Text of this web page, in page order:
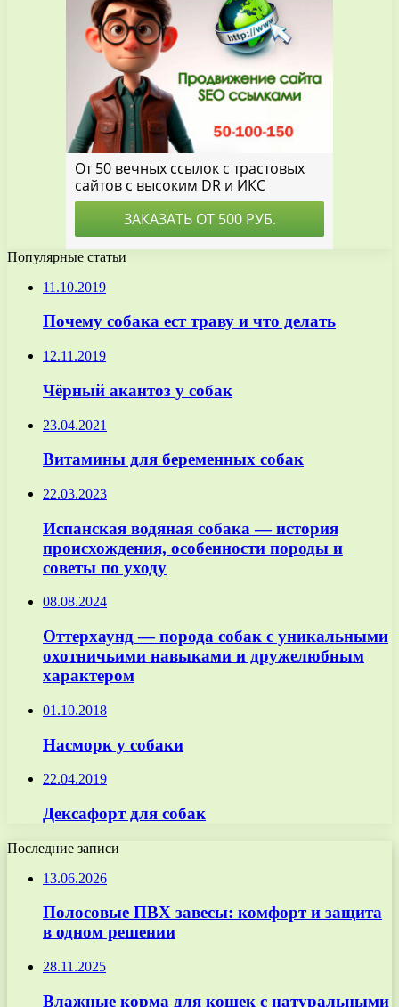
Популярные статьи
11.10.2019
Почему собака ест траву и что делать
12.11.2019
Чёрный акантоз у собак
23.04.2021
Витамины для беременных собак
22.03.2023
Испанская водяная собака — история
происхождения, особенности породы и
советы по уходу
08.08.2024
Оттерхаунд — порода собак с уникальными
охотничьими навыками и дружелюбным
характером
01.10.2018
Насморк у собаки
22.04.2019
Дексафорт для собак
Последние записи
13.06.2026
Полосовые ПВХ завесы: комфорт и защита
в одном решении
28.11.2025
Влажные корма для кошек с натуральными